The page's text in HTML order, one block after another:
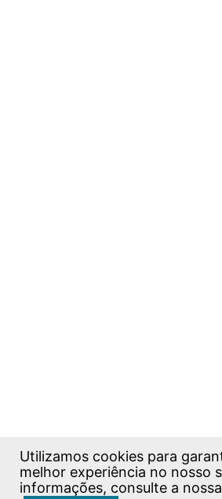
Utilizamos cookies para
melhor experiência no nosso
informações, consulte a nossa